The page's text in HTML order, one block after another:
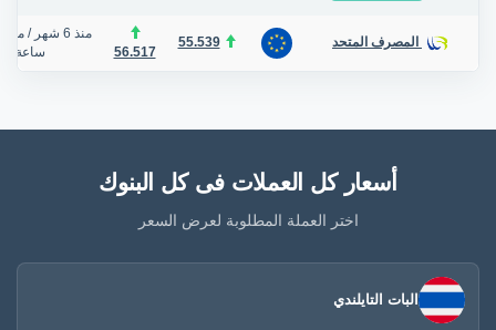
المصرف المتحد 55.539
56.517
منذ 6 شهر /منذ
ساعة
أسعار كل العملات فى كل البنوك
اختر العملة المطلوبة لعرض السعر
البات التايلندي